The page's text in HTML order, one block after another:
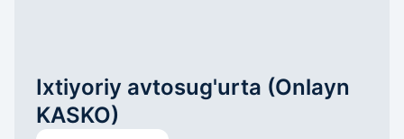
Ixtiyoriy avtosug'urta (Onlayn
KASKO)